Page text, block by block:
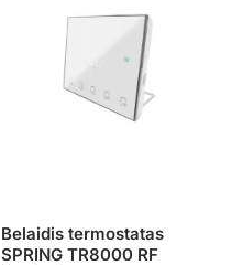
Belaidis termostatas
SPRING TR8000 RF